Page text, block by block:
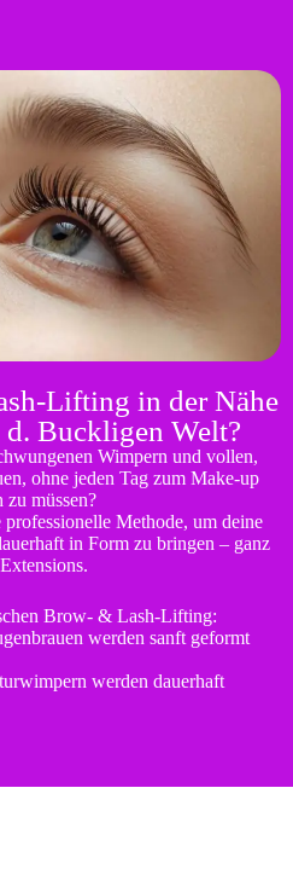
Lifting in der Nähe
Buckligen Welt?
Wimpern und vollen,
ohne jeden Tag zum Make-up
zu müssen?
Methode, um deine
in Form zu bringen – ganz
Brow- & Lash-Lifting:
werden sanft geformt
werden dauerhaft